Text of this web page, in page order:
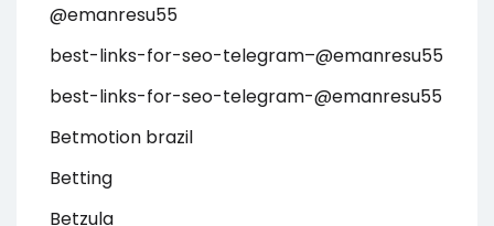
@emanresu55
best-links-for-seo-telegram–@emanresu55
best-links-for-seo-telegram-@emanresu55
Betmotion brazil
Betting
Betzula